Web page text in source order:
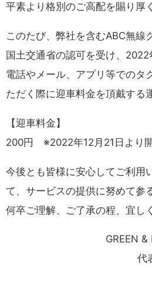
平素より格別のご高配を賜り厚
このたび、弊社を含むABC無線
国土交通省の認可を受け、
電話やメール、アプリ等でのタ
ただく際に迎車料金を頂戴する
【迎車料金】
200円 ※2022年12月21日より
今後とも皆様に安心してご利用
て、サービスの提供に努めて参
何卒ご理解、ご了承の程、宜し
GREEN